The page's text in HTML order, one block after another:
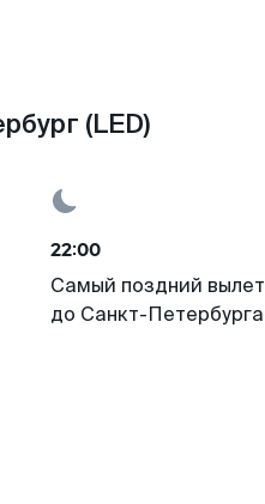
(LED)
22:00
Самый поздний вылет
до Санкт-Петербурга